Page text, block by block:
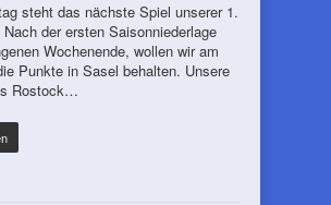
steht das nächste Spiel unserer 1.
Nach der ersten Saisonniederlage
Wochenende, wollen wir am
Punkte in Sasel behalten. Unsere
Rostock…